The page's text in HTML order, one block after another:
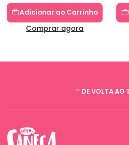
Adicionar ao Carrinho
Comprar agora
DE VOLTA AO